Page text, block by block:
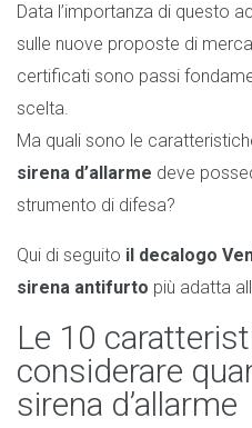
Data l’importanza di questo
sulle nuove proposte di
certificati sono passi
scelta.
Ma quali sono le
sirena d’allarme deve
strumento di difesa?
Qui di seguito il decalogo
sirena antifurto più adatta
Le 10
considerare
sirena d’allarme